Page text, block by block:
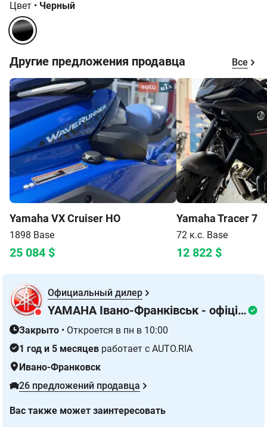
Цвет • Черный
Другие предложения продавца Все
Yamaha VX Cruiser HO
1898 Base
25 084 $
YamahaTracer 7
72 к.с. Base
12 822 $
Официальный дилер
YAMAHA Івано-Франківськ - офіційний дилер на заході України
Закрыто • Откроется в пн в 10:00
1 год и 5 месяцев работает с AUTO.RIA
Ивано-Франковск
26 предложений продавца
Вас также может заинтересовать